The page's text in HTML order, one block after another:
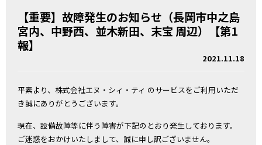
【重要】故障発生のお知らせ（長岡市中之島
宮内、中野西、並木新田、末宝 周辺）【第1
報】
2021.11.18
平素より、株式会社エヌ・シィ・ティ のサービスをご利用いただ
き誠にありがとうございます。
現在、設備故障等に伴う障害が下記のとおり発生しております。
ご迷惑をおかけいたしまして、誠に申し訳ございません。